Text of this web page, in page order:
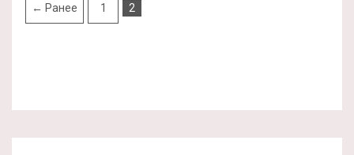
← Ранее 1 2